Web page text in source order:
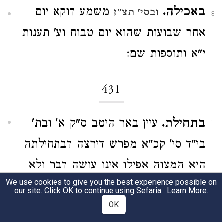
3 באכילה. ובסי' תצ"ז משמע דוקא יום
אחר שבועות שהוא יום טבוח וע' תענות
י"א ותוספות שם:
431
1 בתחילת. עיין באר היטב ס"ק א' ובת'
בי"ד סי' קכ"א מפרש דירצה דבתחילתה
היא המצוה אפילו אינו עושה דבר ולא
שייך לאמשוכי ולא יאכל היינו איסורא:
לא מבעיא לדעת הר"ן דס"ל
We use cookies to give you the best experience possible on
our site. Click OK to continue using Sefaria. Learn More.
OK